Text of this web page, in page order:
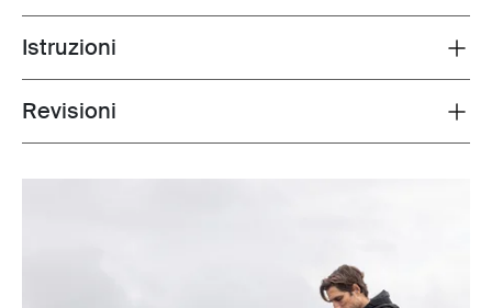
Toggle guides and instructions
Istruzioni
Toggle overview
Revisioni